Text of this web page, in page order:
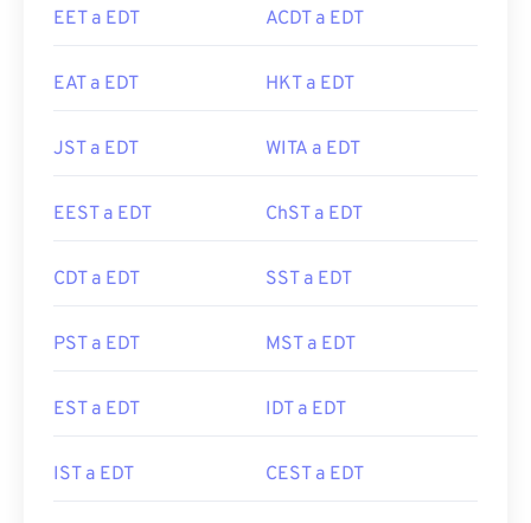
EET a EDT ACDT a EDT
EAT a EDT HKT a EDT
JST a EDT WITA a EDT
EEST a EDT ChST a EDT
CDT a EDT SST a EDT
PST a EDT MST a EDT
EST a EDT IDT a EDT
IST a EDT CEST a EDT